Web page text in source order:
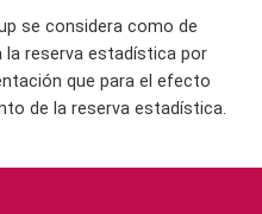
se considera como de
reserva estadística por
que para el efecto
de la reserva estadística.